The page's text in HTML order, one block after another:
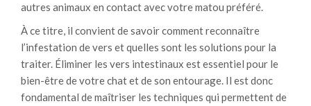
autres animaux en contact avec votre matou préféré.
À ce titre, il convient de savoir comment reconnaître
l’infestation de vers et quelles sont les solutions pour la
traiter. Éliminer les vers intestinaux est essentiel pour le
bien-être de votre chat et de son entourage. Il est donc
fondamental de maîtriser les techniques qui permettent de